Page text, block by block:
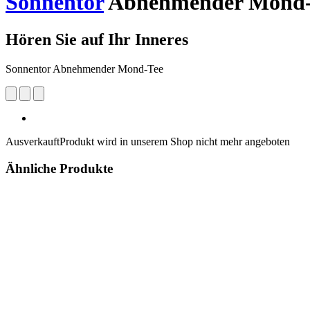
Hören Sie auf Ihr Inneres
Sonnentor Abnehmender Mond-Tee
AusverkauftProdukt wird in unserem Shop nicht mehr angeboten
Ähnliche Produkte